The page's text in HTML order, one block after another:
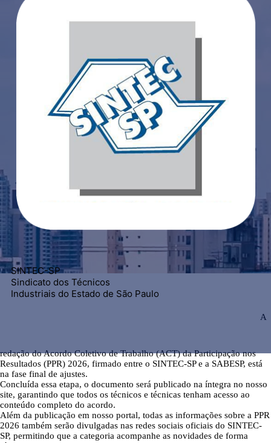
SINTEC-SP
Sindicato dos Técnicos
Industriais do Estado de São Paulo
A
redação do Acordo Coletivo de Trabalho (ACT) da Participação nos
Resultados (PPR) 2026, firmado entre o SINTEC-SP e a SABESP, está
na fase final de ajustes.
Concluída essa etapa, o documento será publicado na íntegra no nosso
site, garantindo que todos os técnicos e técnicas tenham acesso ao
conteúdo completo do acordo.
Além da publicação em nosso portal, todas as informações sobre a PPR
2026 também serão divulgadas nas redes sociais oficiais do SINTEC-
SP, permitindo que a categoria acompanhe as novidades de forma